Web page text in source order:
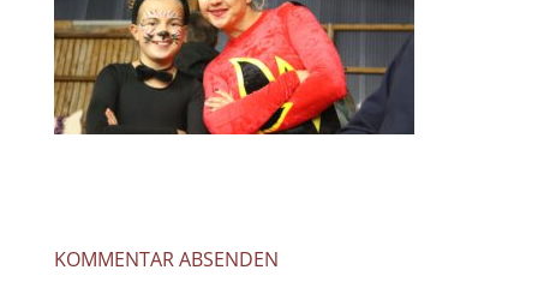
KOMMENTAR ABSENDEN